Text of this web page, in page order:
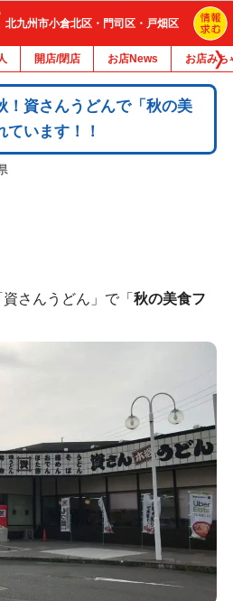
北九州市小倉北区・門司区・戸畑区
開店/閉店 お店News お店みち
！資さんうどんで「秋の美
います！！
さんうどん」で「 秋の美食フ